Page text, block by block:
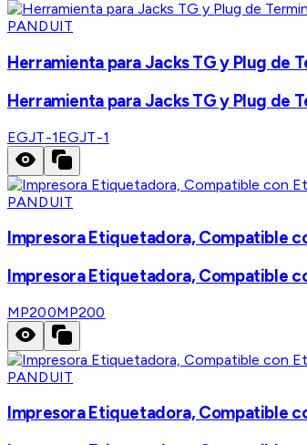
PANDUIT
Herramienta para Jacks TG y Plug de
Herramienta para Jacks TG y Plug de
EGJT-1EGJT-1
PANDUIT
Impresora Etiquetadora, Compatible
Impresora Etiquetadora, Compatible
MP200MP200
PANDUIT
Impresora Etiquetadora, Compatible